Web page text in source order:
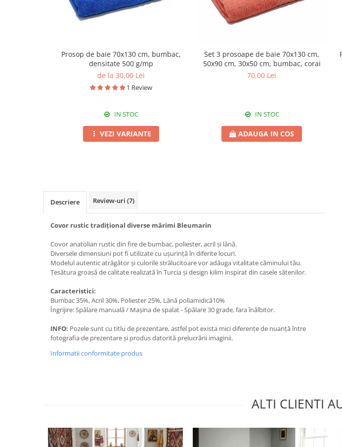
Prosop de baie 70x130 cm, bumbac,
densitate 500 g/mp
de la 30,00 Lei
1 Review
IN STOC
VEZI VARIANTE
Set 3 prosoape de baie 70x130 cm,
50x90 cm, 30x50 cm, bumbac, corai
70,00 Lei
IN STOC
ADAUGA IN COS
Descriere Review-uri (7)
Covor rustic tradițional diverse mărimi Bleumarin
Covor anatolian rustic din fire de bumbac, poliester, acril și lână.
Diversele dimensiuni pot fi utilizate cu ușurință în diferite locuri.
Modelul autentic atrăgător și culorile strălucitoare vor adăuga vitalitate căminului tău.
Țesătura groasă de calitate realizată în Turcia și design kilim inspirat din casele sătenilor.
Caracteristici:
Bumbac 35%, Acril 30%, Poliester 25%, Lână poliamidică10%
Îngrijire: Spălare manuală / Mașina de spalat - Spălare 30 grade, fara înălbitor.
INFO: Pozele sunt cu titlu de prezentare, astfel pot exista mici diferențe de nuanță între
fotografia de prezentare și produs datorită prelucrării imaginii.
Informatii conformitate produs
ALTI CLIENTI